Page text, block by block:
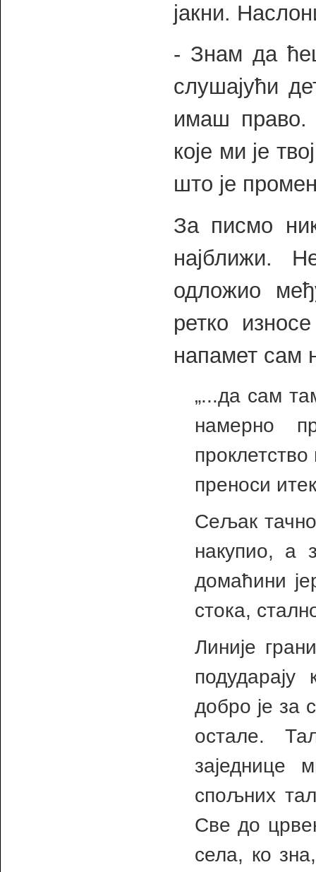
јакни.
- Знам да
слушајући
имаш право.
које ми је
што је
За писмо
најближи.
одложио
ретко
напамет сам
„...да сам
намерно
преноси
Сељак тачно
накупио, а
домаћини
стока,
Линије
добро је за
остале.
заједнице
спољних
Све до
села, ко